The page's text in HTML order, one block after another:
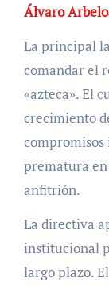
Álvaro
La principal
comandar el
«azteca». El
crecimiento
prematura
anfitrión.
La directiva
institucional
largo plazo.